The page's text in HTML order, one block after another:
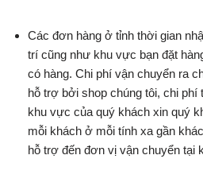
Các đơn hàng ở tỉnh thời gian
trí cũng như khu vực bạn đặt
có hàng. Chi phí vận chuyển ra
hỗ trợ bởi shop chúng tôi, chi
khu vực của quý khách xin quý
mỗi khách ở mỗi tính xa gần
hỗ trợ đến đơn vị vận chuyển tại